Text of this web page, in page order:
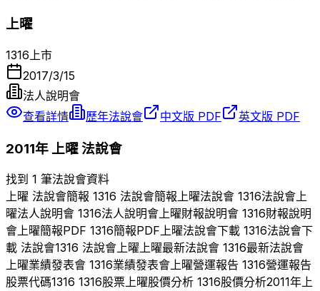
上曜
1316上市
2017/3/15
法人說明會
查看詳情
歷年法說會 中文版 PDF 英文版 PDF
2011年 上曜法說會
找到 1 筆法說會資料
上曜 法說會簡報 1316 法說會簡報上曜法說會 1316法說會上
曜法人說明會 1316法人說明會上曜財報說明會 1316財報說明
會上曜簡報PDF 1316簡報PDF上曜法說會下載 1316法說會下
載 法說會1316 法說會上曜上曜最新法說會 1316最新法說會
上曜業績發表會 1316業績發表會上曜營運報告 1316營運報告
股票代碼1316 1316股票上曜股價分析 1316股價分析2011年上